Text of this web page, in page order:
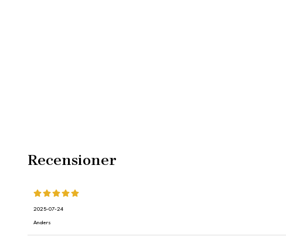
Recensioner
2025-07-24
Anders